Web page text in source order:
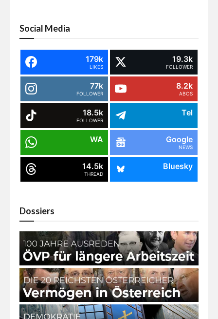
Social Media
179k
LIKES
19.3k
FOLLOWER
77k
FOLLOWER
8.2k
ABOS
18.5k
FOLLOWER
Tel
WA Google
NEWS
14.5k
THREAD
Bluesky
Dossiers